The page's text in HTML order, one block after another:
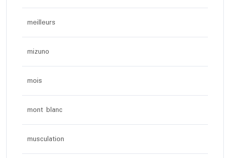
meilleurs
mizuno
mois
mont blanc
musculation